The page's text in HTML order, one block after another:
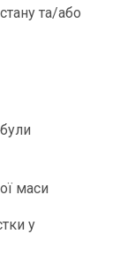
та/або
маси
у